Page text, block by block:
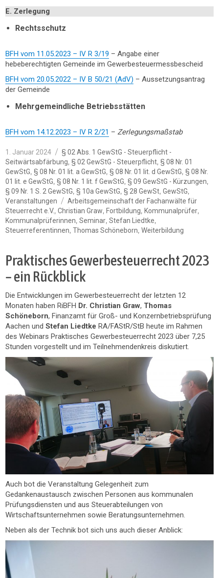
E. Zerlegung
Rechtsschutz
BFH vom 11.05.2023 – IV R 3/19 – Angabe einer
hebeberechtigten Gemeinde im Gewerbesteuermessbescheid
BFH vom 20.05.2022 – IV B 50/21 (AdV) – Aussetzungsantrag
der Gemeinde
Mehrgemeindliche Betriebsstätten
BFH vom 14.12.2023 – IV R 2/21 – Zerlegungsmaßstab
Veröffentlicht
am
1. Januar 2024 Kategorien
§ 02 Abs. 1 GewStG - Steuerpflicht -
Seitwärtsabfärbung,§ 02 GewStG - Steuerpflicht,§ 08 Nr. 01
GewStG,§ 08 Nr. 01 lit. a GewStG,§ 08 Nr. 01 lit. d GewStG,§ 08 Nr.
01 lit. e GewStG,§ 08 Nr. 1 lit. f GewStG,§ 09 GewStG - Kürzungen,
§ 09 Nr. 1 S. 2 GewStG,§ 10a GewStG,§ 28 GewSt,GewStG,
Veranstaltungen Schlagwörter
Arbeitsgemeinschaft der Fachanwälte für
Steuerrecht e.V.,Christian Graw,Fortbildung,Kommunalprüfer,
Kommunalprüferinnen,Seminar,Stefan Liedtke,
Steuerreferentinnen,Thomas Schöneborn,Weiterbildung
Praktisches Gewerbesteuerrecht 2023
– ein Rückblick
Die Entwicklungen im Gewerbesteuerrecht der letzten 12
Monaten haben RiBFH Dr. Christian Graw, Thomas
Schöneborn, Finanzamt für Groß- und Konzernbetriebsprüfung
Aachen undStefan Liedtke RA/FAStR/StB heute im Rahmen
des Webinars Praktisches Gewerbesteuerrecht 2023 über 7,25
Stunden vorgestellt und im Teilnehmendenkreis diskutiert.
Auch bot die Veranstaltung Gelegenheit zum
Gedankenaustausch zwischen Personen aus kommunalen
Prüfungsdiensten und aus Steuerabteilungen von
Wirtschaftsunternehmen sowie Beratungsunternehmen.
Neben als der Technik bot sich uns auch dieser Anblick: